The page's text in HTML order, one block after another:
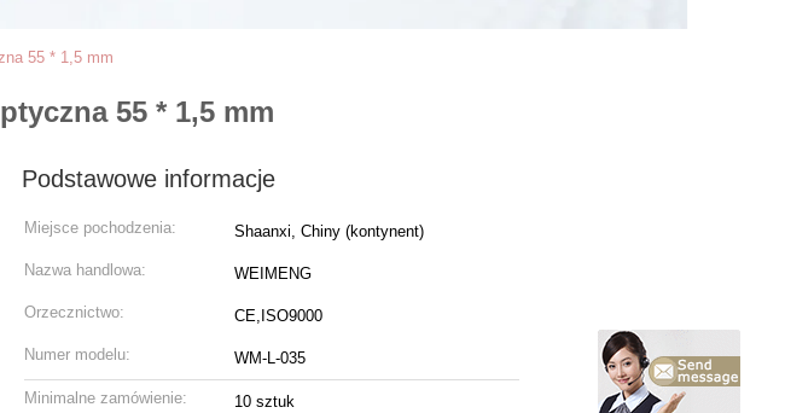
55 * 1,5 mm
55 * 1,5 mm
Podstawowe informacje
Miejsce pochodzenia: Shaanxi, Chiny (kontynent)
Nazwa handlowa: WEIMENG
Orzecznictwo: CE,ISO9000
Numer modelu: WM-L-035
Minimalne zamówienie: 10 sztuk